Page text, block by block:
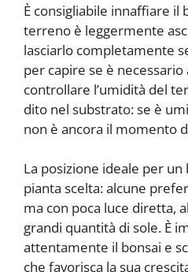
È consigliabile innaffiare il
terreno è leggermente
lasciarlo completamente
per capire se è
controllare l’umidità del
dito nel substrato: se è
non è ancora il momento
La posizione ideale per
pianta scelta: alcune
ma con poca luce diretta,
grandi quantità di sole. È
attentamente il bonsai e
che favorisca la sua